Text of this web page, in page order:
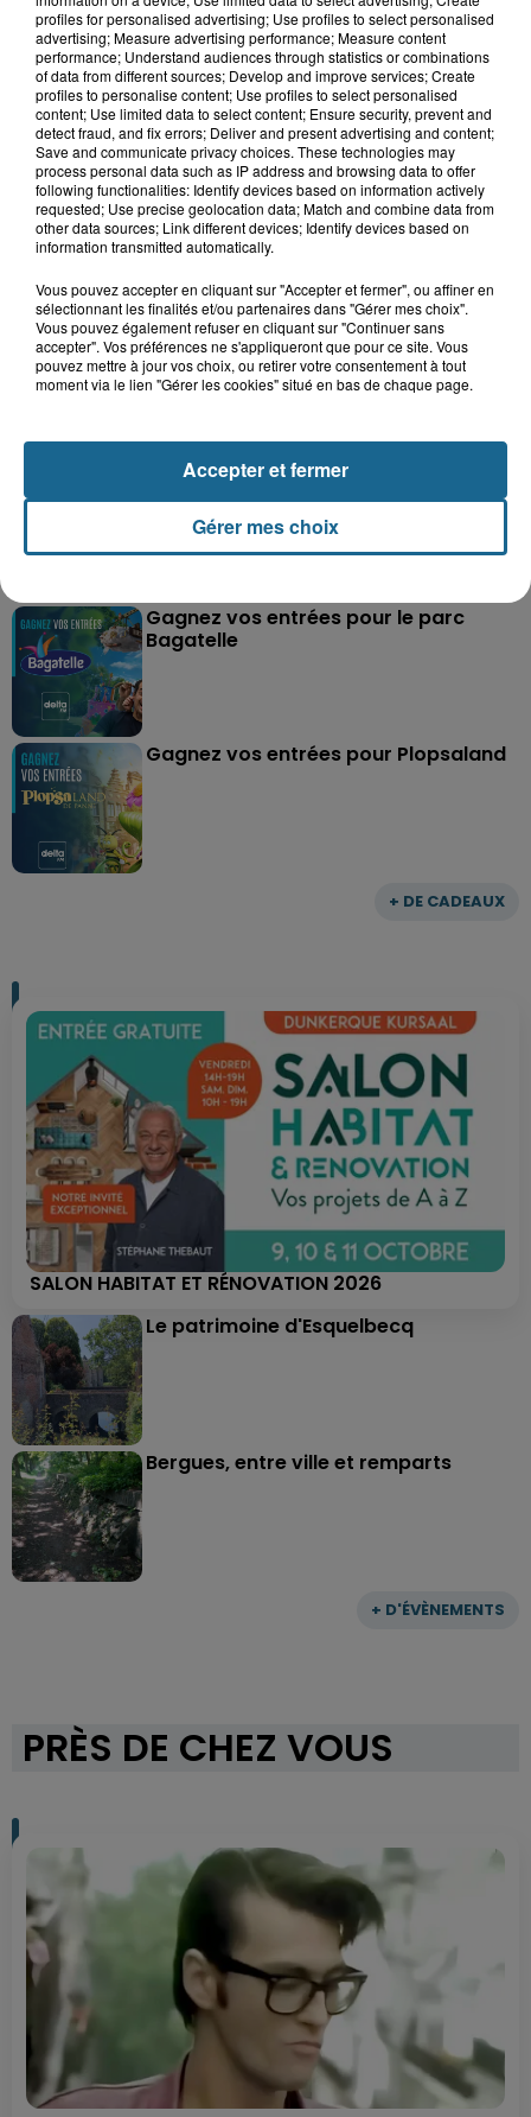
A GAGNER
+ DE CADEAUX
Grand jeu de l'été : les cabines de plages
Gagnez vos entrées pour Dennlys
Parc
Gagnez vos entrées pour le parc
Bagatelle
Gagnez vos entrées pour Plopsaland
+ D'ÉVÈNEMENTS
SALON HABITAT ET RÉNOVATION 2026
Le patrimoine d'Esquelbecq
Bergues, entre ville et remparts
PRÈS DE CHEZ VOUS
profiles for personalised advertising; Use profiles to select personalised
advertising; Measure advertising performance; Measure content
performance; Understand audiences through statistics or combinations
of data from different sources; Develop and improve services; Create
profiles to personalise content; Use profiles to select personalised
content; Use limited data to select content; Ensure security, prevent and
detect fraud, and fix errors; Deliver and present advertising and content;
Save and communicate privacy choices. These technologies may
process personal data such as IP address and browsing data to offer
following functionalities: Identify devices based on information actively
requested; Use precise geolocation data; Match and combine data from
other data sources; Link different devices; Identify devices based on
information transmitted automatically.
Vous pouvez accepter en cliquant sur "Accepter et fermer", ou affiner en
sélectionnant les finalités et/ou partenaires dans "Gérer mes choix".
Vous pouvez également refuser en cliquant sur "Continuer sans
accepter". Vos préférences ne s'appliqueront que pour ce site. Vous
pouvez mettre à jour vos choix, ou retirer votre consentement à tout
moment via le lien "Gérer les cookies" situé en bas de chaque page.
Gérer mes choix
Accepter et fermer